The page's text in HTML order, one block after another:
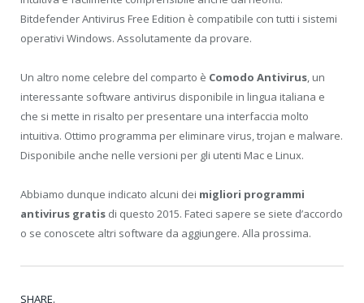
Bitdefender Antivirus Free Edition è compatibile con tutti i sistemi
operativi Windows. Assolutamente da provare.
Un altro nome celebre del comparto è Comodo Antivirus, un
interessante software antivirus disponibile in lingua italiana e
che si mette in risalto per presentare una interfaccia molto
intuitiva. Ottimo programma per eliminare virus, trojan e malware.
Disponibile anche nelle versioni per gli utenti Mac e Linux.
Abbiamo dunque indicato alcuni dei migliori programmi
antivirus gratis di questo 2015. Fateci sapere se siete d’accordo
o se conoscete altri software da aggiungere. Alla prossima.
SHARE.